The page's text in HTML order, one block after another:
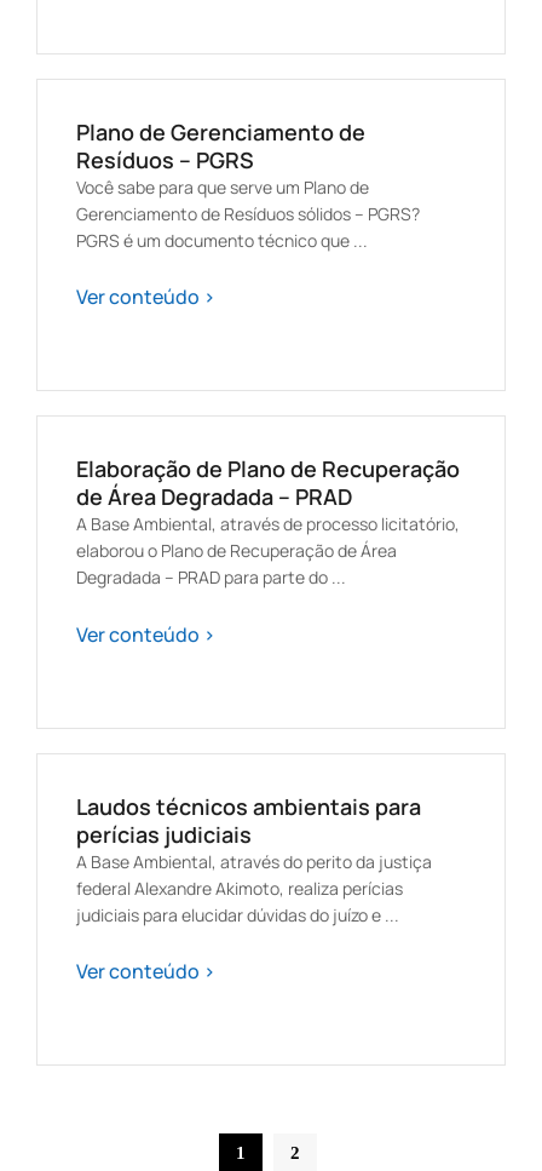
Plano de Gerenciamento de
Resíduos – PGRS
Você sabe para que serve um Plano de
Gerenciamento de Resíduos sólidos – PGRS?
PGRS é um documento técnico que ...
Ver conteúdo >
Elaboração de Plano de Recuperação
de Área Degradada – PRAD
A Base Ambiental, através de processo licitatório,
elaborou o Plano de Recuperação de Área
Degradada – PRAD para parte do ...
Ver conteúdo >
Laudos técnicos ambientais para
perícias judiciais
A Base Ambiental, através do perito da justiça
federal Alexandre Akimoto, realiza perícias
judiciais para elucidar dúvidas do juízo e ...
Ver conteúdo >
1 2